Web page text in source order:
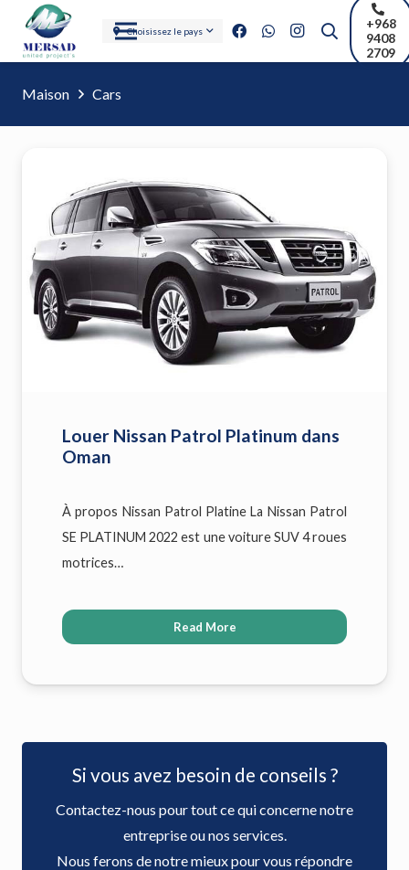
Choisissez le pays
+968
9408
2709
Maison Cars
Louer Nissan Patrol Platinum dans
Oman
À propos Nissan Patrol Platine La Nissan Patrol
SE PLATINUM 2022 est une voiture SUV 4 roues
motrices…
Read More
Si vous avez besoin de conseils ?
Contactez-nous pour tout ce qui concerne notre
entreprise ou nos services.
Nous ferons de notre mieux pour vous répondre